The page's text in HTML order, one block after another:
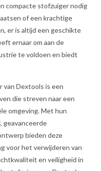
compacte stofzuiger nodig
of een krachtige
er is altijd een geschikte
ernaar om aan de
te voldoen en biedt
van Dextools is een
die streven naar een
omgeving. Met hun
geavanceerde
bieden deze
voor het verwijderen van
en veiligheid in